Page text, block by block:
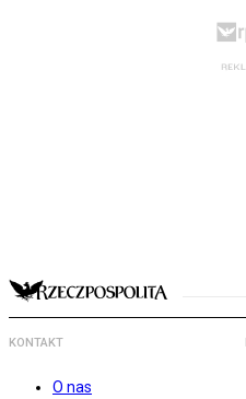
KONTAKT
O nas